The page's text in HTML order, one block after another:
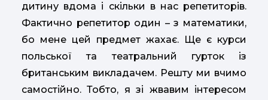
дитину вдома і скільки в нас репетиторів.
Фактично репетитор один – з математики,
бо мене цей предмет жахає. Ще є курси
польської та театральний гурток із
британським викладачем. Решту ми вчимо
самостійно. Тобто, я зі жвавим інтересом